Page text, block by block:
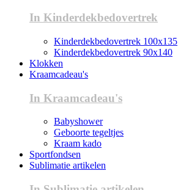
In Kinderdekbedovertrek
Kinderdekbedovertrek 100x135
Kinderdekbedovertrek 90x140
Klokken
Kraamcadeau's
In Kraamcadeau's
Babyshower
Geboorte tegeltjes
Kraam kado
Sportfondsen
Sublimatie artikelen